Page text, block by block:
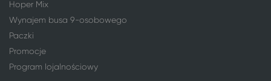
Wrocław
Bobolin
Wrocław
Wrocław
Wrocław
Hoper Mix
Wynajem busa 9-osobowego
Paczki
Promocje
Program lojalnościowy